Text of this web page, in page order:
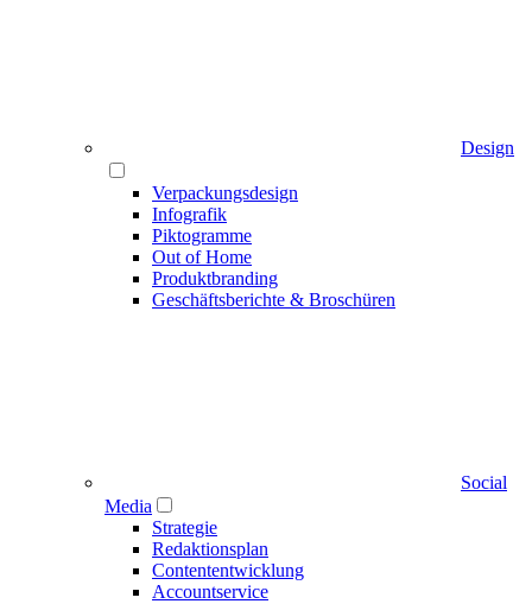
Design
Verpackungsdesign
Infografik
Piktogramme
Out of Home
Produktbranding
Geschäftsberichte & Broschüren
Social
Media
Strategie
Redaktionsplan
Contententwicklung
Accountservice